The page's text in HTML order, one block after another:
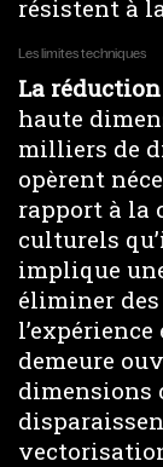
résistent à
Les limites techniques
La
haute
milliers de
opèrent
rapport à la
culturels
implique
éliminer
demeure
dimensions